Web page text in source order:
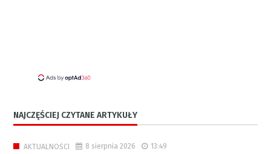
NAJCZĘŚCIEJ CZYTANE ARTYKUŁY
AKTUALNOŚCI 8 sierpnia 2026 13:49